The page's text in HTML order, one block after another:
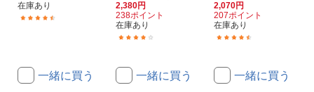
在庫あり
一緒に買う
2,380円
238ポイント
在庫あり
一緒に買う
2,070円
207ポイント
在庫あり
一緒に買う